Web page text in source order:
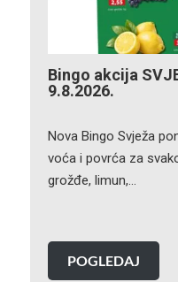
Bingo akcija
9.8.2026.
Nova Bingo Svježa
voća i povrća za
grožđe, limun,…
POGLEDAJ